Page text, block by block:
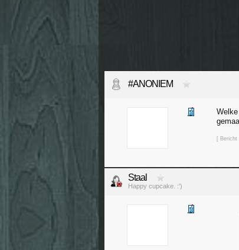
#ANONIEM
[ Bericht
Staal
Happy cupcake. :')